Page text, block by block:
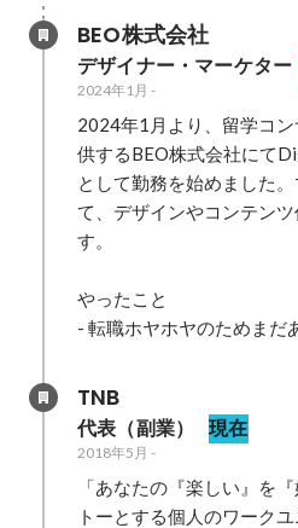
BEO株式会社
デザイナー・マーケター
2024年1月 -
2024年1月より、留学コ
供するBEO株式会社にて
として勤務を始めました
て、デザインやコンテン
す。
やったこと
- 転職ホヤホヤのためまだ
TNB
代表（副業） 現在
2018年5月 -
「あなたの『楽しい』を
トーとする個人のワークユ